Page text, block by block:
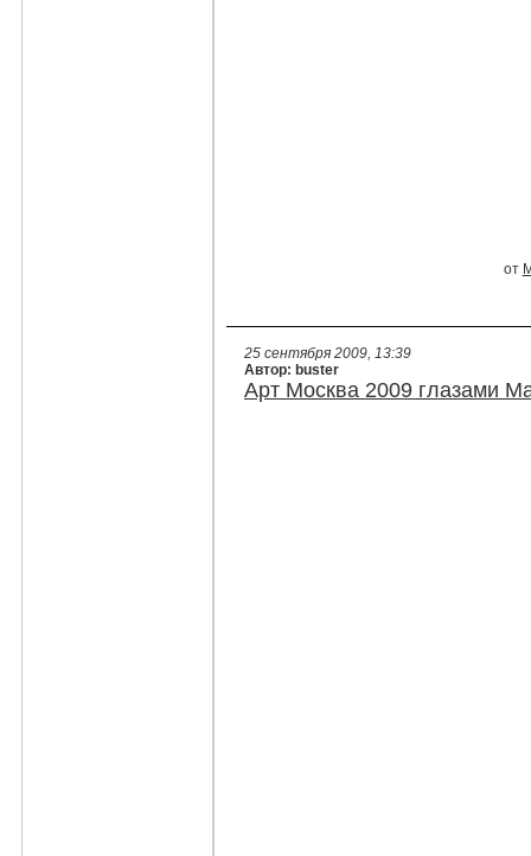
от
25 сентября 2009, 13:39
Автор: buster
Арт Москва 2009 глазами